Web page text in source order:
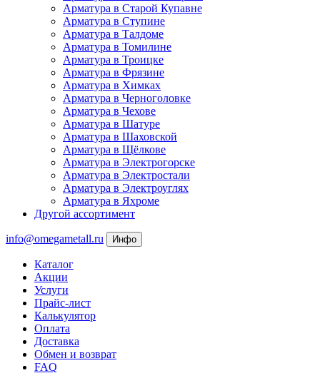
Арматура в Старой Купавне
Арматура в Ступине
Арматура в Талдоме
Арматура в Томилине
Арматура в Троицке
Арматура в Фрязине
Арматура в Химках
Арматура в Черноголовке
Арматура в Чехове
Арматура в Шатуре
Арматура в Шаховской
Арматура в Щёлкове
Арматура в Электрогорске
Арматура в Электростали
Арматура в Электроуглях
Арматура в Яхроме
Другой ассортимент
info@omegametall.ru Инфо
Каталог
Акции
Услуги
Прайс-лист
Калькулятор
Оплата
Доставка
Обмен и возврат
FAQ